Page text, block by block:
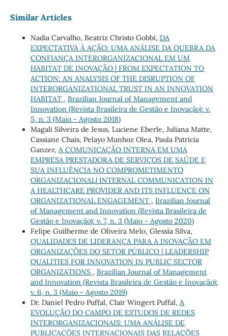
Similar Articles
Nadia Carvalho, Beatriz Christo Gobbi, DA
EXPECTATIVA À AÇÃO: UMA ANÁLISE DA QUEBRA DA
CONFIANÇA INTERORGANIZACIONAL EM UM
HABITAT DE INOVAÇÃO | FROM EXPECTATION TO
ACTION: AN ANALYSIS OF THE DISRUPTION OF
INTERORGANIZATIONAL TRUST IN AN INNOVATION
HABITAT , Brazilian Journal of Management and
Innovation (Revista Brasileira de Gestão e Inovação): v.
5, n. 3 (Maio - Agosto 2018)
Magali Silveira de Jesus, Luciene Eberle, Juliana Matte,
Cassiane Chais, Pelayo Munhoz Olea, Paula Patricia
Ganzer, A COMUNICAÇÃO INTERNA EM UMA
EMPRESA PRESTADORA DE SERVIÇOS DE SAÚDE E
SUA INFLUÊNCIA NO COMPROMETIMENTO
ORGANIZACIONAL| INTERNAL COMMUNICATION IN
A HEALTHCARE PROVIDER AND ITS INFLUENCE ON
ORGANIZATIONAL ENGAGEMENT , Brazilian Journal
of Management and Innovation (Revista Brasileira de
Gestão e Inovação): v. 7, n. 3 (Maio - Agosto 2020)
Felipe Guilherme de Oliveira Melo, Glessia Silva,
QUALIDADES DE LIDERANÇA PARA A INOVAÇÃO EM
ORGANIZAÇÕES DO SETOR PÚBLICO | LEADERSHIP
QUALITIES FOR INNOVATION IN PUBLIC SECTOR
ORGANIZATIONS , Brazilian Journal of Management
and Innovation (Revista Brasileira de Gestão e Inovação):
v. 6, n. 3 (Maio - Agosto 2019)
Dr. Daniel Pedro Puffal, Clair Wingert Puffal, A
EVOLUÇÃO DO CAMPO DE ESTUDOS DE REDES
INTERORGANIZACIONAIS: UMA ANÁLISE DE
PUBLICAÇÕES INTERNACIONAIS DAS RELAÇÕES